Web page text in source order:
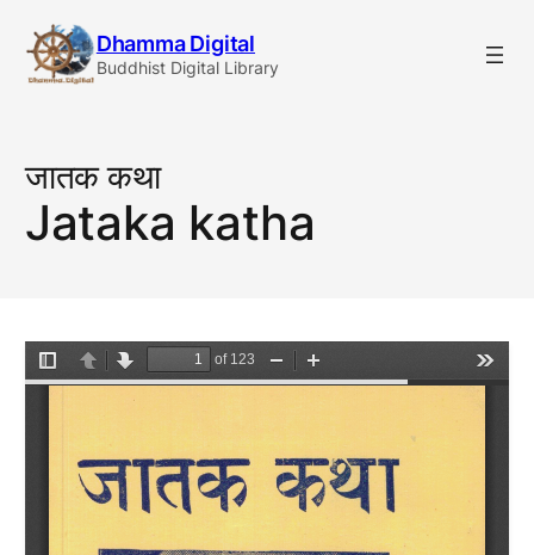
content
Dhamma Digital
Buddhist Digital Library
जातक कथा
Jataka katha